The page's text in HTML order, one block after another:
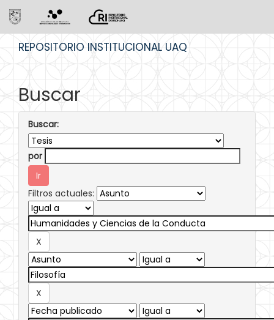
REPOSITORIO INSTITUCIONAL UAQ
Buscar
Buscar:
por
Filtros actuales: